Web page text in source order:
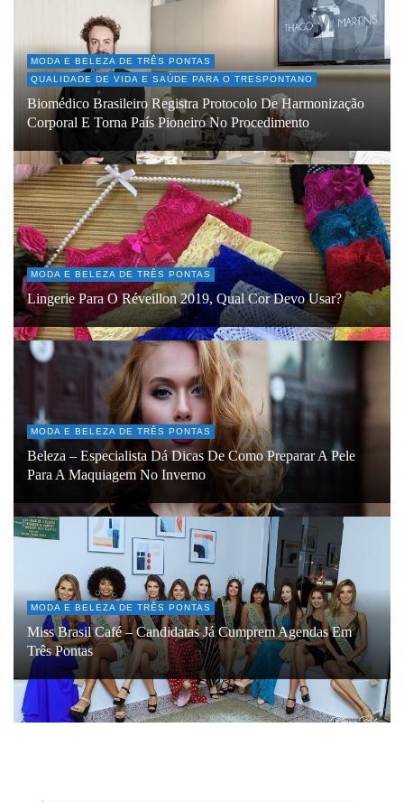
MODA E BELEZA DE TRÊS PONTAS
QUALIDADE DE VIDA E SAÚDE PARA O TRESPONTANO
Biomédico Brasileiro Registra Protocolo De Harmonização
Corporal E Torna País Pioneiro No Procedimento
MODA E BELEZA DE TRÊS PONTAS
Lingerie Para O Réveillon 2019, Qual Cor Devo Usar?
MODA E BELEZA DE TRÊS PONTAS
Beleza – Especialista Dá Dicas De Como Preparar A Pele
Para A Maquiagem No Inverno
MODA E BELEZA DE TRÊS PONTAS
Miss Brasil Café – Candidatas Já Cumprem Agendas Em
Três Pontas